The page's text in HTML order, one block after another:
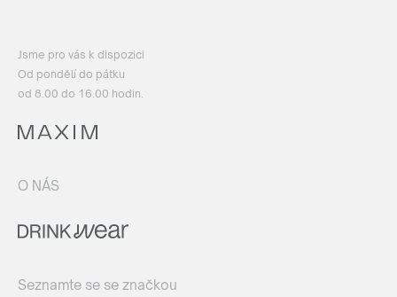
Jsme pro vás k dispozici
Od pondělí do pátku
od 8.00 do 16.00 hodin.
O NÁS
Seznamte se se značkou